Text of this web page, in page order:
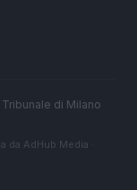
di Milano
da AdHub Media